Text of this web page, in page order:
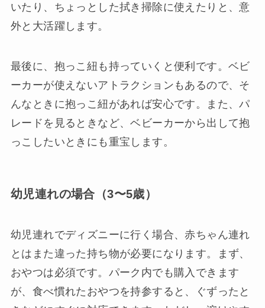
いたり、ちょっとした拭き掃除に使えたりと、意
外と大活躍します。
最後に、抱っこ紐も持っていくと便利です。ベビ
ーカーが使えないアトラクションもあるので、そ
んなときに抱っこ紐があれば安心です。また、パ
レードを見るときなど、ベビーカーから出して抱
っこしたいときにも重宝します。
幼児連れの場合（3〜5歳）
幼児連れでディズニーに行く場合、赤ちゃん連れ
とはまた違った持ち物が必要になります。まず、
おやつは必須です。パーク内でも購入できます
が、食べ慣れたおやつを持参すると、ぐずったと